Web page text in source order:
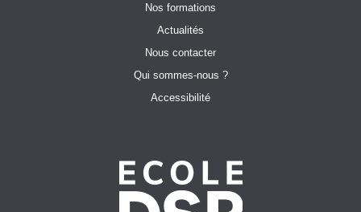
Nos formations
Actualités
Nous contacter
Qui sommes-nous ?
Accessibilité